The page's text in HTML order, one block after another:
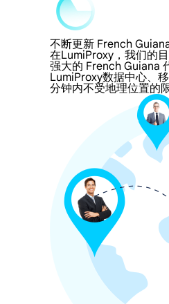
不断更新 French
在LumiProxy，我们的
强大的 French Guiana
LumiProxy数据中心、
分钟内不受地理位置的